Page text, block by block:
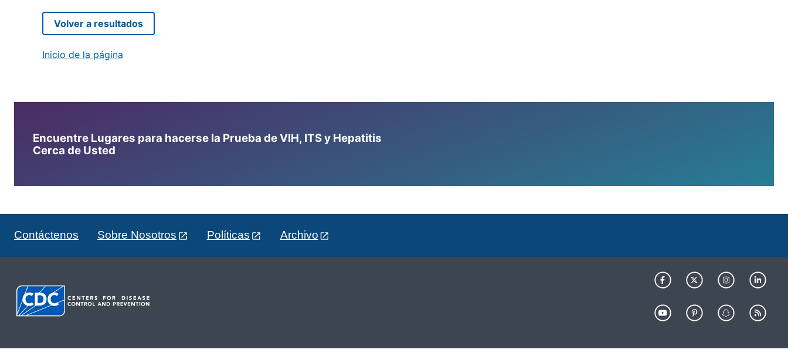
Volver a resultados
Inicio de la página
Encuentre Lugares para hacerse la Prueba de VIH, ITS y Hepatitis
Cerca de Usted
Contáctenos Sobre Nosotros Políticas Archivo